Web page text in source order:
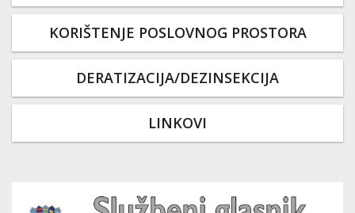
KORIŠTENJE POSLOVNOG PROSTORA
DERATIZACIJA/DEZINSEKCIJA
LINKOVI